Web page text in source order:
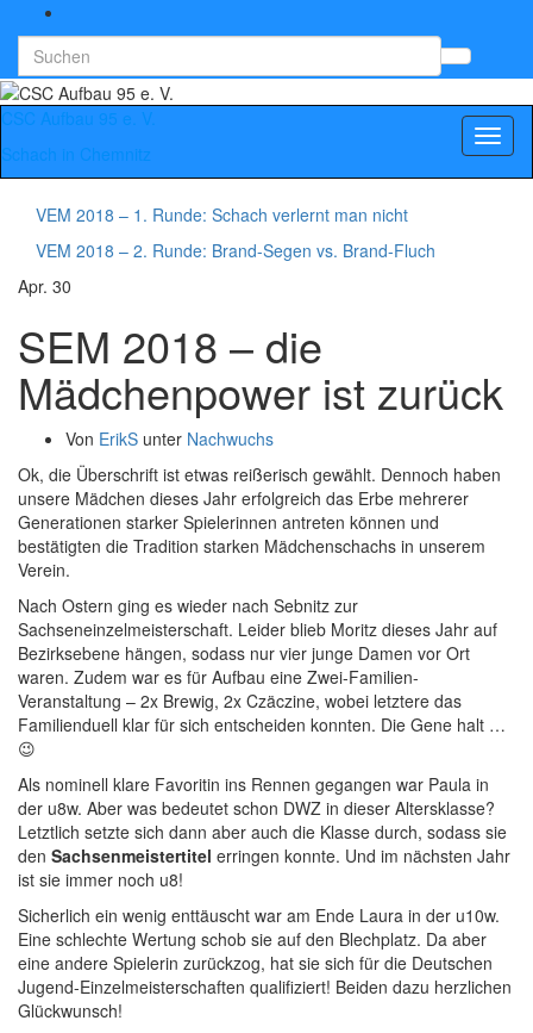
Search
for:
CSC Aufbau 95 e. V.
Schach in Chemnitz
VEM 2018 – 1. Runde: Schach verlernt man nicht
VEM 2018 – 2. Runde: Brand-Segen vs. Brand-Fluch
Apr. 30
SEM 2018 – die
Mädchenpower ist zurück
Von ErikS unter Nachwuchs
Ok, die Überschrift ist etwas reißerisch gewählt. Dennoch haben
unsere Mädchen dieses Jahr erfolgreich das Erbe mehrerer
Generationen starker Spielerinnen antreten können und
bestätigten die Tradition starken Mädchenschachs in unserem
Verein.
Nach Ostern ging es wieder nach Sebnitz zur
Sachseneinzelmeisterschaft. Leider blieb Moritz dieses Jahr auf
Bezirksebene hängen, sodass nur vier junge Damen vor Ort
waren. Zudem war es für Aufbau eine Zwei-Familien-
Veranstaltung – 2x Brewig, 2x Czäczine, wobei letztere das
Familienduell klar für sich entscheiden konnten. Die Gene halt …
😉
Als nominell klare Favoritin ins Rennen gegangen war Paula in
der u8w. Aber was bedeutet schon DWZ in dieser Altersklasse?
Letztlich setzte sich dann aber auch die Klasse durch, sodass sie
den Sachsenmeistertitel erringen konnte. Und im nächsten Jahr
ist sie immer noch u8!
Sicherlich ein wenig enttäuscht war am Ende Laura in der u10w.
Eine schlechte Wertung schob sie auf den Blechplatz. Da aber
eine andere Spielerin zurückzog, hat sie sich für die Deutschen
Jugend-Einzelmeisterschaften qualifiziert! Beiden dazu herzlichen
Glückwunsch!